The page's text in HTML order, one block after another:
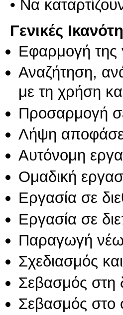
Γενικές
Εφαρμογή
Αναζήτηση,
με τη χρήση
Προσαρμογή
Λήψη
Αυτόνομη
Ομαδική
Εργασία σε
Εργασία σε
Παραγωγή
Σχεδιασμός
Σεβασμός στη
Σεβασμός στο